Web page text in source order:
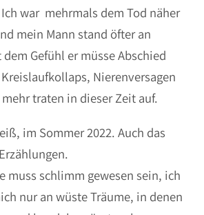
war mehrmals dem Tod näher
mein Mann stand öfter an
Gefühl er müsse Abschied
Nierenversagen
traten in dieser Zeit auf.
im Sommer 2022. Auch das
muss schlimm gewesen sein, ich
nur an wüste Träume, in denen